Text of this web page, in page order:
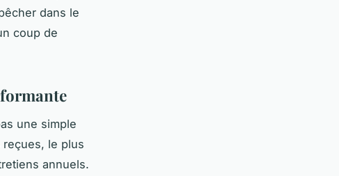
dans le
coup de
une simple
reçues, le plus
annuels.